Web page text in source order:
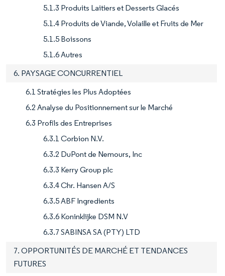
5.1.3 Produits Laitiers et Desserts Glacés
5.1.4 Produits de Viande, Volaille et Fruits de Mer
5.1.5 Boissons
5.1.6 Autres
6. PAYSAGE CONCURRENTIEL
6.1 Stratégies les Plus Adoptées
6.2 Analyse du Positionnement sur le Marché
6.3 Profils des Entreprises
6.3.1 Corbion N.V.
6.3.2 DuPont de Nemours, Inc
6.3.3 Kerry Group plc
6.3.4 Chr. Hansen A/S
6.3.5 ABF Ingredients
6.3.6 Koninklijke DSM N.V
6.3.7 SABINSA SA (PTY) LTD
7. OPPORTUNITÉS DE MARCHÉ ET TENDANCES
FUTURES